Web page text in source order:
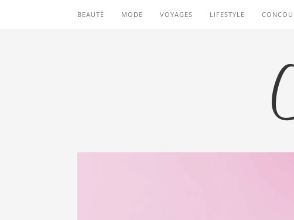
BEAUTÉ MODE VOYAGES LIFESTYLE